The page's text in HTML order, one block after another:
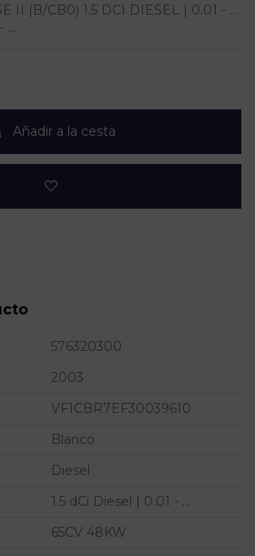
II (B/CB0) 1.5 DCI DIESEL | 0.01 - ...
...
Añadir a la cesta
576320300
2003
VF1CBR7EF30039610
Blanco
Diesel
1.5 dCi Diesel | 0.01 - ...
65CV 48KW